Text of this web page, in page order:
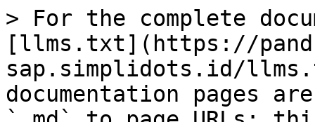
> For the complete
[llms.txt](https://
sap.simplidots.id/
documentation pages